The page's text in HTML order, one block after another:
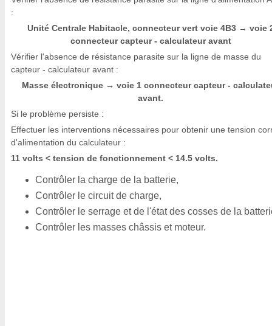
:
Unité Centrale Habitacle, connecteur vert voie 4B3 → voie
connecteur capteur - calculateur avant
Vérifier l'absence de résistance parasite sur la ligne de masse du
capteur - calculateur avant :
Masse électronique →voie 1 connecteur capteur -
avant.
Si le problème persiste :
Effectuer les interventions nécessaires pour obtenir une tension
d'alimentation du calculateur :
11 volts < tension de fonctionnement < 14.5 volts.
Contrôler la charge de la batterie,
Contrôler le circuit de charge,
Contrôler le serrage et de l'état des cosses de la
Contrôler les masses châssis et moteur.